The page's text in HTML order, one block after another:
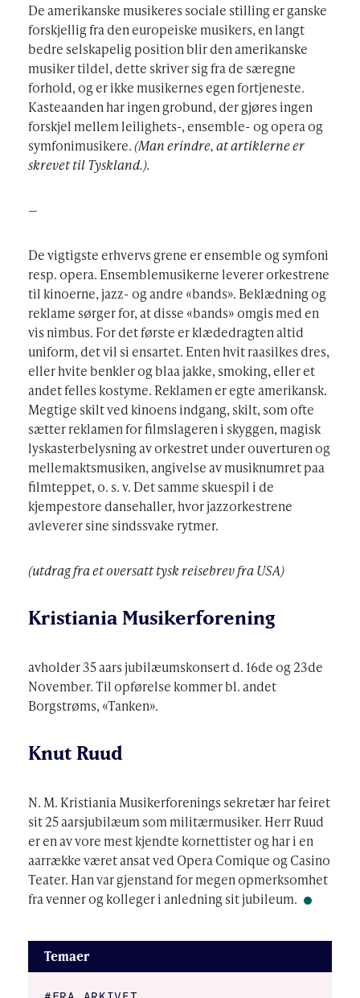
De amerikanske musikeres sociale stilling er ganske
forskjellig fra den europeiske musikers, en langt
bedre selskapelig position blir den amerikanske
musiker tildel, dette skriver sig fra de særegne
forhold, og er ikke musikernes egen fortjeneste.
Kasteaanden har ingen grobund, der gjøres ingen
forskjel mellem leilighets-, ensemble- og opera og
symfonimusikere.(Man erindre, at artiklerne er
skrevet til Tyskland.).
—
De vigtigste erhvervs grene er ensemble og symfoni
resp. opera. Ensemblemusikerne leverer orkestrene
til kinoerne, jazz- og andre «bands». Beklædning og
reklame sørger for, at disse «bands» omgis med en
vis nimbus. For det første er klædedragten altid
uniform, det vil si ensartet. Enten hvit raasilkes dres,
eller hvite benkler og blaa jakke, smoking, eller et
andet felles kostyme. Reklamen er egte amerikansk.
Megtige skilt ved kinoens indgang, skilt, som ofte
sætter reklamen for filmslageren i skyggen, magisk
lyskasterbelysning av orkestret under ouverturen og
mellemaktsmusiken, angivelse av musiknumret paa
filmteppet, o. s. v. Det samme skuespil i de
kjempestore dansehaller, hvor jazzorkestrene
avleverer sine sindssvake rytmer.
(utdrag fra et oversatt tysk reisebrev fra USA)
Kristiania Musikerforening
avholder 35 aars jubilæumskonsert d. 16de og 23de
November. Til opførelse kommer bl. andet
Borgstrøms, «Tanken».
Knut Ruud
N. M. Kristiania Musikerforenings sekretær har feiret
sit 25 aarsjubilæum som militærmusiker. Herr Ruud
er en av vore mest kjendte kornettister og har i en
aarrække været ansat ved Opera Comique og Casino
Teater. Han var gjenstand for megen opmerksomhet
fra venner og kolleger i anledning sit jubileum.
Temaer